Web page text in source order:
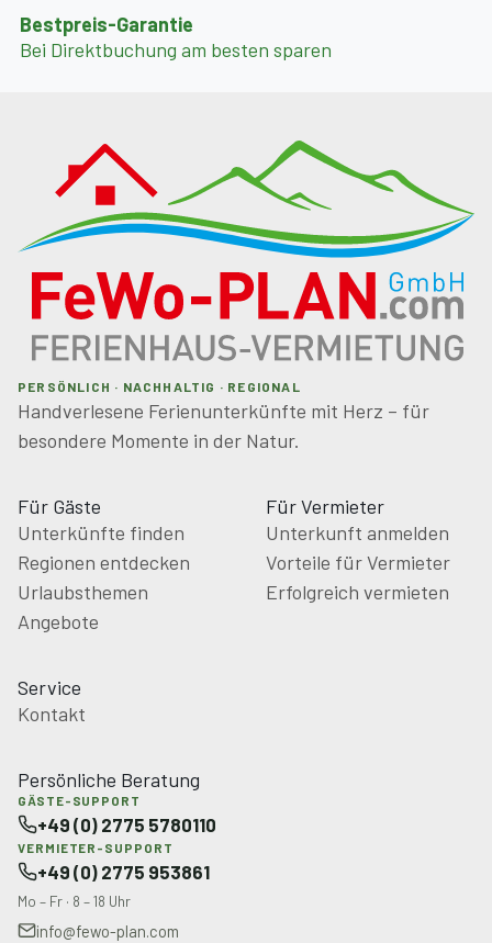
Bestpreis-Garantie
Bei Direktbuchung am besten sparen
PERSÖNLICH · NACHHALTIG · REGIONAL
Handverlesene Ferienunterkünfte mit Herz – für
besondere Momente in der Natur.
Für Gäste
Unterkünfte finden
Regionen entdecken
Urlaubsthemen
Angebote
Für Vermieter
Unterkunft anmelden
Vorteile für Vermieter
Erfolgreich vermieten
Service
Kontakt
Persönliche Beratung
GÄSTE-SUPPORT
+49 (0) 2775 5780110
VERMIETER-SUPPORT
+49 (0) 2775 953861
Mo – Fr · 8 – 18 Uhr
info@fewo-plan.com